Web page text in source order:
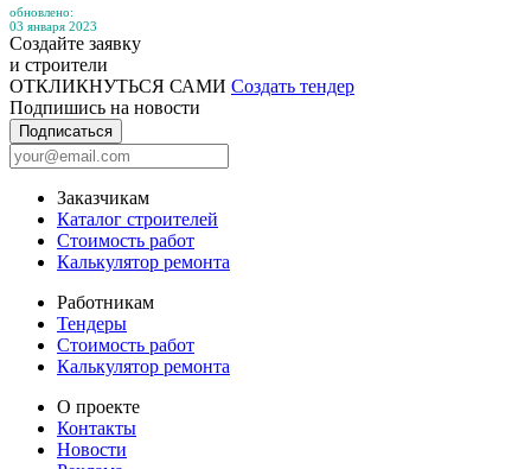
обновлено:
03 января 2023
Создайте заявку
и строители
ОТКЛИКНУТЬСЯ САМИ Создать тендер
Подпишись на новости
Подписаться
Заказчикам
Каталог строителей
Стоимость работ
Калькулятор ремонта
Работникам
Тендеры
Стоимость работ
Калькулятор ремонта
О проекте
Контакты
Новости